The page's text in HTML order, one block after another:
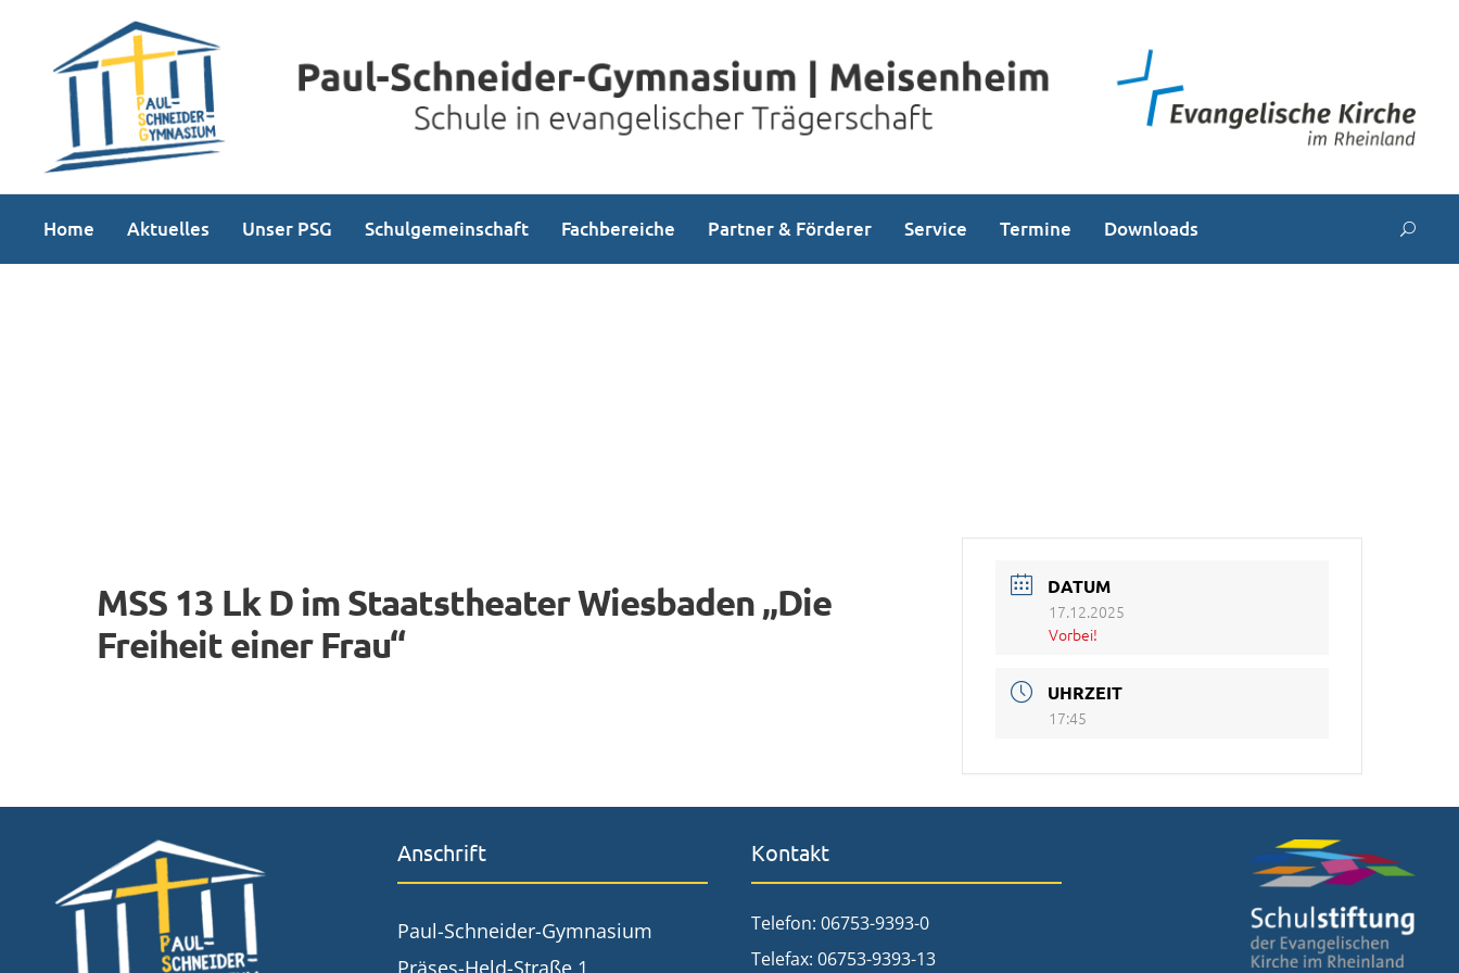
Home Aktuelles Unser PSG Schulgemeinschaft Fachbereiche Partner & Förderer Service Termine Downloads
MSS 13 Lk D im Staatstheater Wiesbaden „Die
Freiheit einer Frau“
DATUM
17.12.2025
Vorbei!
UHRZEIT
17:45
Anschrift
Paul-Schneider-Gymnasium
Kontakt
Telefon: 06753-9393-0
Telefax: 06753-9393-13